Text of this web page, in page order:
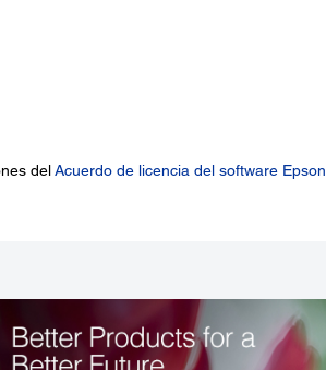
delAcuerdo de licencia del software Epson.